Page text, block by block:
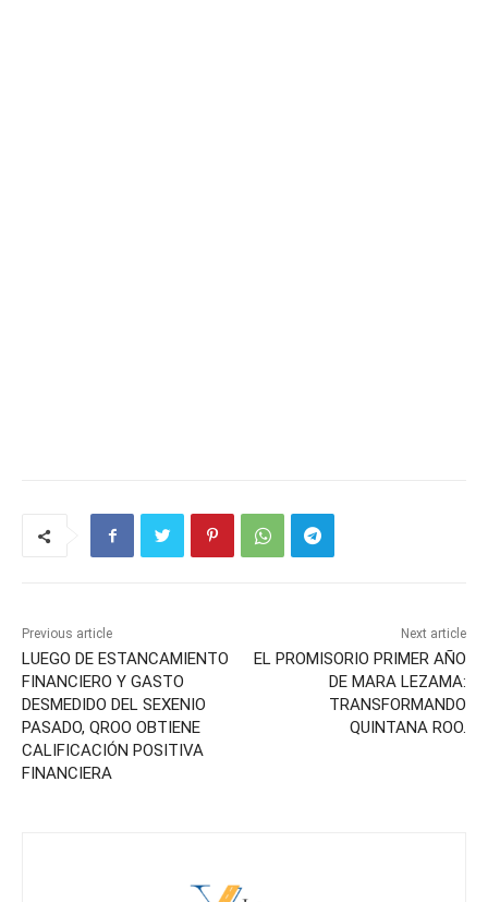
Previous article
LUEGO DE ESTANCAMIENTO
FINANCIERO Y GASTO
DESMEDIDO DEL SEXENIO
PASADO, QROO OBTIENE
CALIFICACIÓN POSITIVA
FINANCIERA
Next article
EL PROMISORIO PRIMER AÑO
DE MARA LEZAMA:
TRANSFORMANDO
QUINTANA ROO.